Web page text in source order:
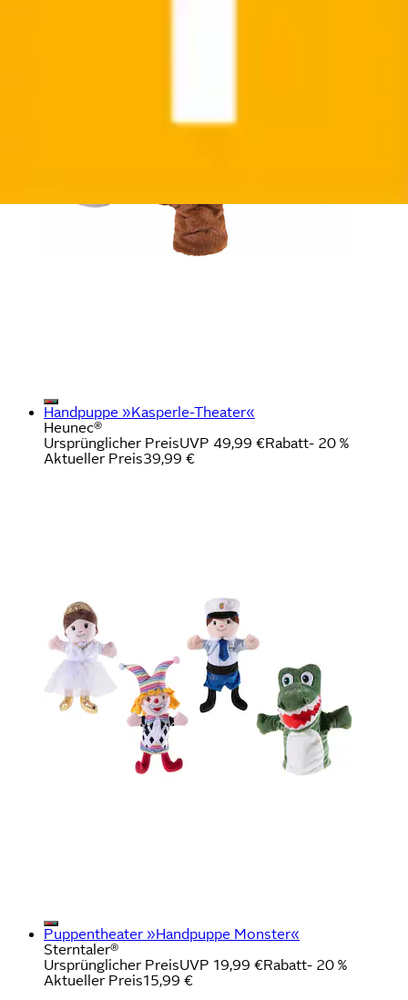
Handpuppe »Kasperle-Theater«
Heunec®
Ursprünglicher PreisUVP 49,99 €Rabatt- 20 %
Aktueller Preis39,99 €
Puppentheater »Handpuppe Monster«
Sterntaler®
Ursprünglicher PreisUVP 19,99 €Rabatt- 20 %
Aktueller Preis15,99 €